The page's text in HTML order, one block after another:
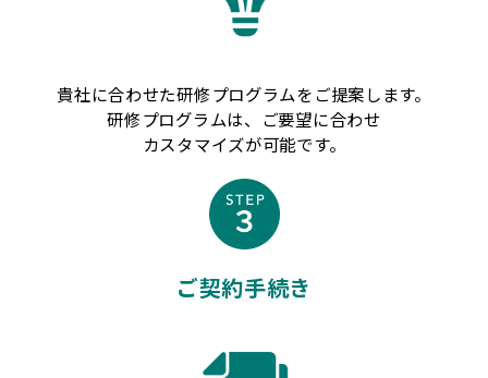
貴社に合わせた研修プログラムをご提案します。
研修プログラムは、ご要望に合わせ
カスタマイズが可能です。
ご契約手続き